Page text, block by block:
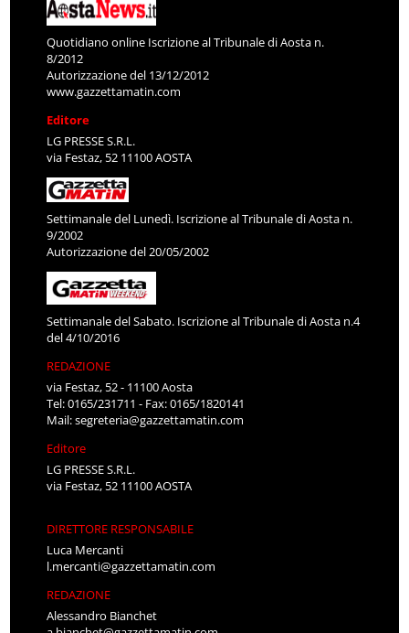
Quotidiano online Iscrizione al Tribunale di Aosta n.
8/2012
Autorizzazione del 13/12/2012
www.gazzettamatin.com
Editore
LG PRESSE S.R.L.
via Festaz, 52 11100 AOSTA
Settimanale del Lunedì. Iscrizione al Tribunale di Aosta n.
9/2002
Autorizzazione del 20/05/2002
Settimanale del Sabato. Iscrizione al Tribunale di Aosta n.4
del 4/10/2016
REDAZIONE
via Festaz, 52 - 11100 Aosta
Tel: 0165/231711 - Fax: 0165/1820141
Mail:segreteria@gazzettamatin.com
Editore
LG PRESSE S.R.L.
via Festaz, 52 11100 AOSTA
DIRETTORE RESPONSABILE
Luca Mercanti
l.mercanti@gazzettamatin.com
REDAZIONE
Alessandro Bianchet